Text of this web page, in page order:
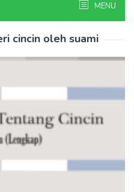
MENU
cincin oleh suami